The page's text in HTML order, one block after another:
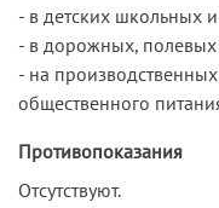
- в детских школьных
- в дорожных,
- на
общественного
Противопоказания
Отсутствуют.